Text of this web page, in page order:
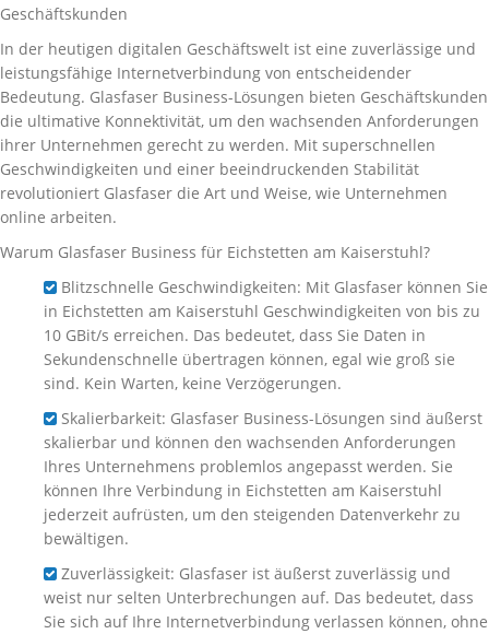
Geschäftskunden
In der heutigen digitalen Geschäftswelt ist eine zuverlässige und
leistungsfähige Internetverbindung von entscheidender
Bedeutung. Glasfaser Business-Lösungen bieten Geschäftskunden
die ultimative Konnektivität, um den wachsenden Anforderungen
ihrer Unternehmen gerecht zu werden. Mit superschnellen
Geschwindigkeiten und einer beeindruckenden Stabilität
revolutioniert Glasfaser die Art und Weise, wie Unternehmen
online arbeiten.
Warum Glasfaser Business für Eichstetten am Kaiserstuhl?
Blitzschnelle Geschwindigkeiten: Mit Glasfaser können Sie
in Eichstetten am Kaiserstuhl Geschwindigkeiten von bis zu
10 GBit/s erreichen. Das bedeutet, dass Sie Daten in
Sekundenschnelle übertragen können, egal wie groß sie
sind. Kein Warten, keine Verzögerungen.
Skalierbarkeit: Glasfaser Business-Lösungen sind äußerst
skalierbar und können den wachsenden Anforderungen
Ihres Unternehmens problemlos angepasst werden. Sie
können Ihre Verbindung in Eichstetten am Kaiserstuhl
jederzeit aufrüsten, um den steigenden Datenverkehr zu
bewältigen.
Zuverlässigkeit: Glasfaser ist äußerst zuverlässig und
weist nur selten Unterbrechungen auf. Das bedeutet, dass
Sie sich auf Ihre Internetverbindung verlassen können, ohne